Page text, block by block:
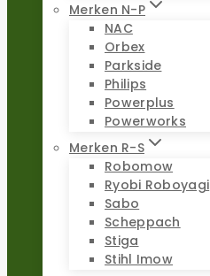
Merken N-P
NAC
Orbex
Parkside
Philips
Powerplus
Powerworks
Merken R-S
Robomow
Ryobi Roboyagi
Sabo
Scheppach
Stiga
Stihl Imow